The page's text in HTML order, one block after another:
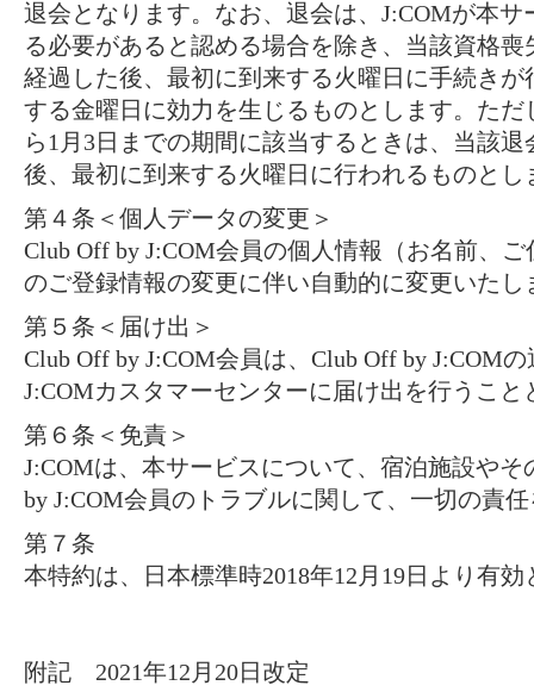
退会となります。なお、退会は、J:COMが本
る必要があると認める場合を除き、当該資格
経過した後、最初に到来する火曜日に手続き
する金曜日に効力を生じるものとします。ただ
ら1月3日までの期間に該当するときは、当該
後、最初に到来する火曜日に行われるものとし
第４条＜個人データの変更＞
Club Off by J:COM会員の個人情報（お名前、
のご登録情報の変更に伴い自動的に変更いたし
第５条＜届け出＞
Club Off by J:COM会員は、Club Off by J:COM
J:COMカスタマーセンターに届け出を行うこと
第６条＜免責＞
J:COMは、本サービスについて、宿泊施設や
by J:COM会員のトラブルに関して、一切の責
第７条
本特約は、日本標準時2018年12月19日より有効
附記 2021年12月20日改定